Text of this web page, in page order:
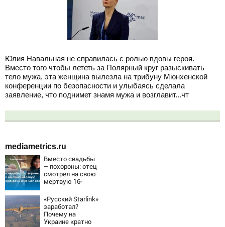
Юлия Навальная не справилась с ролью вдовы героя.
Вместо того чтобы лететь за Полярный круг разыскивать
тело мужа, эта женщина вылезла на трибуну Мюнхенской
конференции по безопасности и улыбаясь сделала
заявление, что поднимет знамя мужа и возглавит...чт
mediametrics.ru
Вместо свадьбы
– похороны: отец
смотрел на свою
мертвую 16-
мог сдержать
слезы
«Русский Starlink»
заработал?
Почему на
Украине кратно